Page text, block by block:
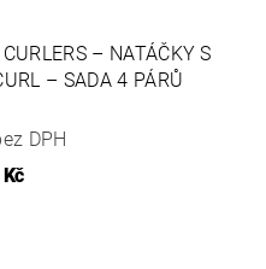
– NATÁČKY S
– SADA 4 PÁRŮ
DPH